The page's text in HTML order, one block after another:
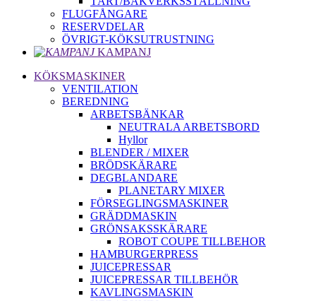
FLUGFÅNGARE
RESERVDELAR
ÖVRIGT-KÖKSUTRUSTNING
KAMPANJ
KÖKSMASKINER
VENTILATION
BEREDNING
ARBETSBÄNKAR
NEUTRALA ARBETSBORD
Hyllor
BLENDER / MIXER
BRÖDSKÄRARE
DEGBLANDARE
PLANETARY MIXER
FÖRSEGLINGSMASKINER
GRÄDDMASKIN
GRÖNSAKSSKÄRARE
ROBOT COUPE TILLBEHOR
HAMBURGERPRESS
JUICEPRESSAR
JUICEPRESSAR TILLBEHÖR
KAVLINGSMASKIN